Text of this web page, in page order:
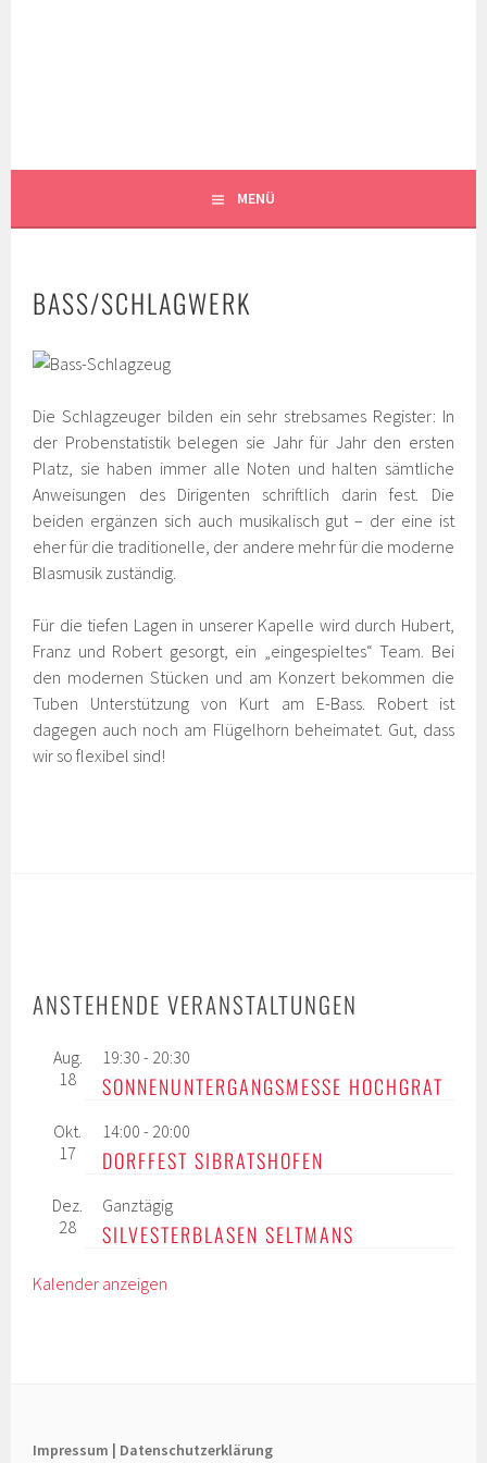
MENÜ
BASS/SCHLAGWERK
Die Schlagzeuger bilden ein sehr strebsames Register: In
der Probenstatistik belegen sie Jahr für Jahr den ersten
Platz, sie haben immer alle Noten und halten sämtliche
Anweisungen des Dirigenten schriftlich darin fest. Die
beiden ergänzen sich auch musikalisch gut – der eine ist
eher für die traditionelle, der andere mehr für die moderne
Blasmusik zuständig.
Für die tiefen Lagen in unserer Kapelle wird durch Hubert,
Franz und Robert gesorgt, ein „eingespieltes“ Team. Bei
den modernen Stücken und am Konzert bekommen die
Tuben Unterstützung von Kurt am E-Bass. Robert ist
dagegen auch noch am Flügelhorn beheimatet. Gut, dass
wir so flexibel sind!
ANSTEHENDE VERANSTALTUNGEN
Aug.
18
19:30 - 20:30
SONNENUNTERGANGSMESSE HOCHGRAT
Okt.
17
14:00 - 20:00
DORFFEST SIBRATSHOFEN
Dez.
28
Ganztägig
SILVESTERBLASEN SELTMANS
Kalender anzeigen
Impressum | Datenschutzerklärung